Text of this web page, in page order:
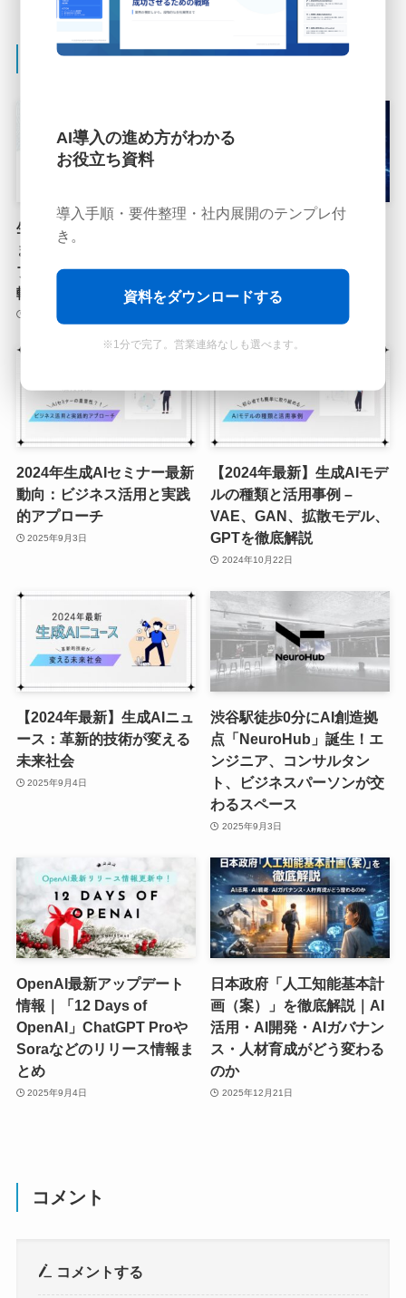
関連記事
生成AIで業務効率化はどこ
まで進む？2025年最新アッ
プデート情報とツール比
較・選び方
巡る争奪戦
2025年9月3日
2024年生成AIセミナー最新
動向：ビジネス活用と実践
的アプローチ
2025年9月3日
【2024年最新】生成AIモデ
ルの種類と活用事例 –
VAE、GAN、拡散モデル、
GPTを徹底解説
2024年10月22日
【2024年最新】生成AIニュ
ース：革新的技術が変える
未来社会
2025年9月4日
渋谷駅徒歩0分にAI創造拠
点「NeuroHub」誕生！エ
ンジニア、コンサルタン
ト、ビジネスパーソンが交
わるスペース
2025年9月3日
OpenAI最新アップデート
情報｜「12 Days of
OpenAI」ChatGPT Proや
Soraなどのリリース情報ま
とめ
2025年9月4日
日本政府「人工知能基本計
画（案）」を徹底解説｜AI
活用・AI開発・AIガバナン
ス・人材育成がどう変わる
のか
2025年12月21日
コメント
コメントする
AI導入の進め方がわかる
お役立ち資料
導入手順・要件整理・社内展開のテンプレ付
き。
資料をダウンロードする
※1分で完了。営業連絡なしも選べます。